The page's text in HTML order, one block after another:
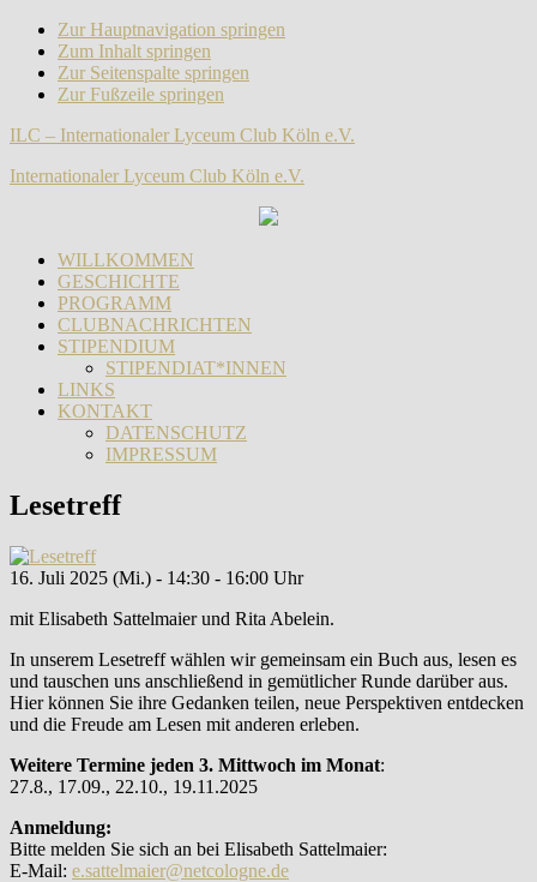
Zur Hauptnavigation springen
Zum Inhalt springen
Zur Seitenspalte springen
Zur Fußzeile springen
ILC – Internationaler Lyceum Club Köln e.V.
Internationaler Lyceum Club Köln e.V.
WILLKOMMEN
GESCHICHTE
PROGRAMM
CLUBNACHRICHTEN
STIPENDIUM
STIPENDIAT*INNEN
LINKS
KONTAKT
DATENSCHUTZ
IMPRESSUM
Lesetreff
16. Juli 2025 (Mi.) - 14:30 - 16:00 Uhr
mit Elisabeth Sattelmaier und Rita Abelein.
In unserem Lesetreff wählen wir gemeinsam ein Buch aus, lesen es
und tauschen uns anschließend in gemütlicher Runde darüber aus.
Hier können Sie ihre Gedanken teilen, neue Perspektiven entdecken
und die Freude am Lesen mit anderen erleben.
Weitere Termine jeden 3. Mittwoch im Monat:
27.8., 17.09., 22.10., 19.11.2025
Anmeldung:
Bitte melden Sie sich an bei Elisabeth Sattelmaier:
E-Mail: e.sattelmaier@netcologne.de